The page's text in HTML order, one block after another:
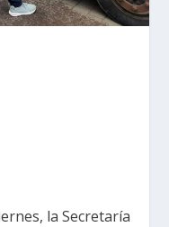
la Secretaría